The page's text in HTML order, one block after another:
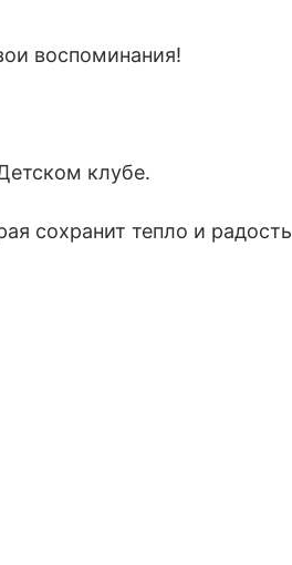
воспоминания!
клубе.
сохранит тепло и радость